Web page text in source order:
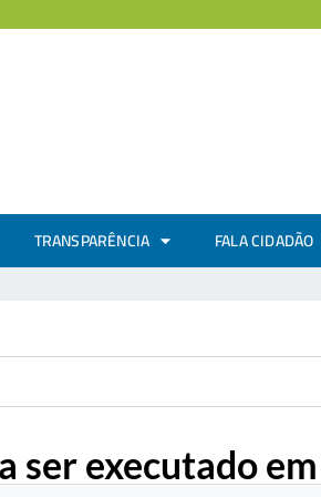
TRANSPARÊNCIA FALA CIDADÃO
ser executado